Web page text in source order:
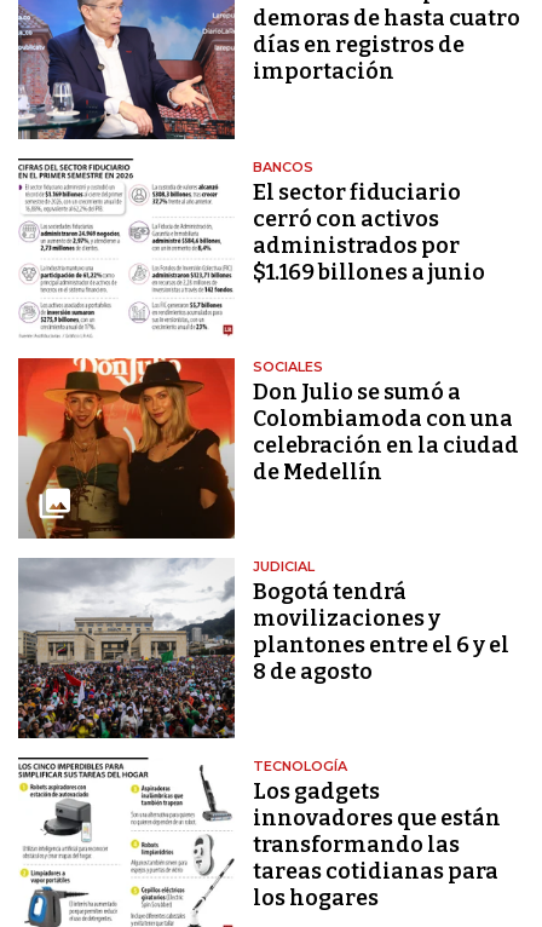
demoras de hasta cuatro
días en registros de
importación
BANCOS
El sector fiduciario
cerró con activos
administrados por
$1.169 billones a junio
SOCIALES
Don Julio se sumó a
Colombiamoda con una
celebración en la ciudad
de Medellín
JUDICIAL
Bogotá tendrá
movilizaciones y
plantones entre el 6 y el
8 de agosto
TECNOLOGÍA
Los gadgets
innovadores que están
transformando las
tareas cotidianas para
los hogares